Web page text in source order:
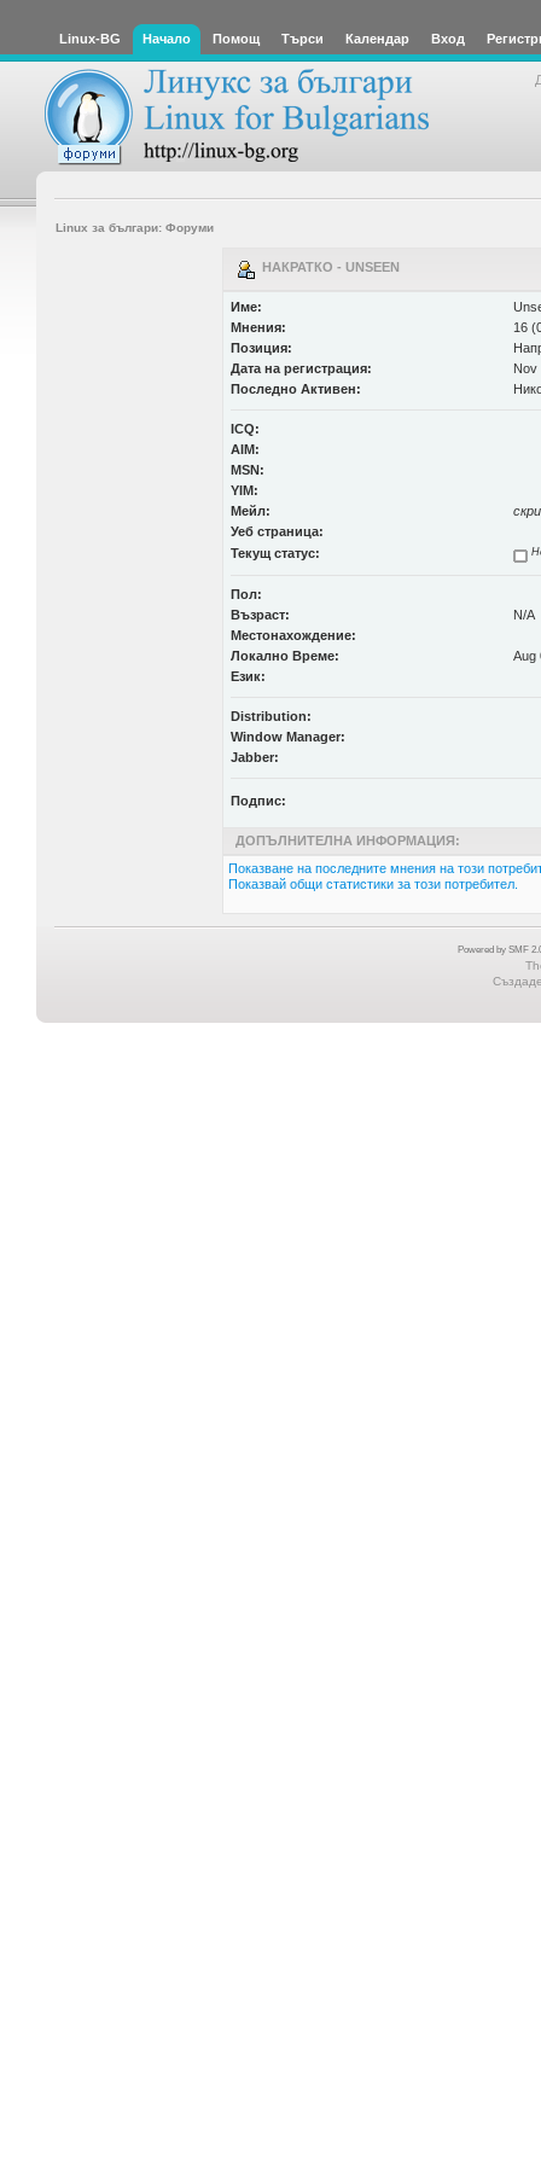
Linux-BG Начало Помощ Търси Календар Вход
Linux за българи: Форуми
НАКРАТКО - UNSEEN
Име:
Мнения:
16
Позиция:
Дата на регистрация:
Nov
Последно Активен:
ICQ:
AIM:
MSN:
YIM:
Мейл:
Уеб страница:
Текущ статус:
Пол:
Възраст:
N/A
Местонахождение:
Локално Време:
Aug
Език:
Distribution:
Window Manager:
Jabber:
Подпис:
ДОПЪЛНИТЕЛНА ИНФОРМАЦИЯ:
Показване на последните мнения на този
Показвай общи статистики за този потребител.
Powered by SMF